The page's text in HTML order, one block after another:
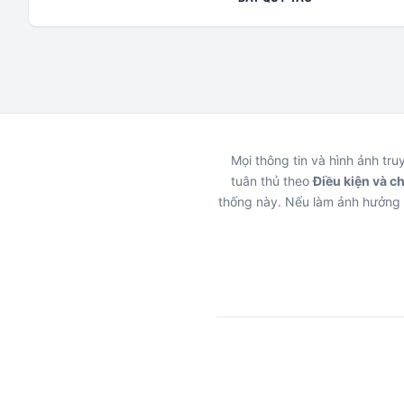
Mọi thông tin và hình ảnh
tuân thủ theoĐiều kiện và
thống này. Nếu làm ảnh